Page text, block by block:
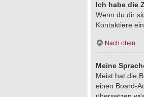
Ich habe die
Wenn du dir
Kontaktiere
Nach oben
Meine
Meist hat die
einen Board-